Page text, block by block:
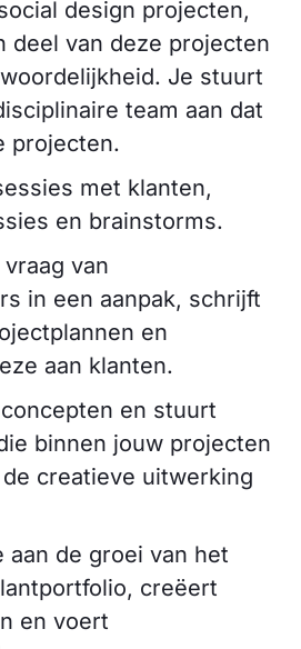
design projecten,
deel van deze projecten
Je stuurt
team aan dat
projecten.
met klanten,
en brainstorms.
van
in een aanpak, schrijft
en
aan klanten.
en stuurt
binnen jouw projecten
creatieve uitwerking
aan de groei van het
creëert
en voert